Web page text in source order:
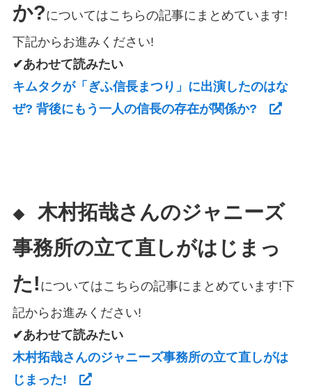
か?についてはこちらの記事にまとめています!
下記からお進みください!
✔あわせて読みたい
キムタクが「ぎふ信長まつり」に出演したのはな
ぜ? 背後にもう一人の信長の存在が関係か?
◆ 木村拓哉さんのジャニーズ
事務所の立て直しがはじまっ
た! についてはこちらの記事にまとめています!下
記からお進みください!
✔あわせて読みたい
木村拓哉さんのジャニーズ事務所の立て直しがは
じまった!